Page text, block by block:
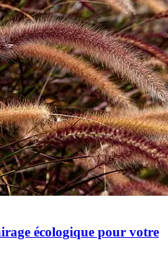
écologique pour votre